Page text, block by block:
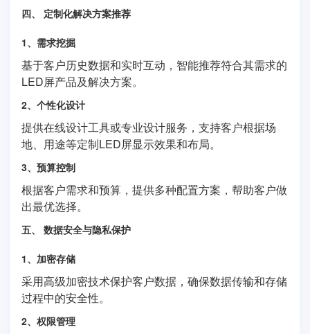
四、 定制化解决方案推荐
1、需求挖掘
基于客户历史数据和实时互动，智能推荐符合其需求的
LED屏产品及解决方案。
2、个性化设计
提供在线设计工具或专业设计服务，支持客户根据场
地、用途等定制LED屏显示效果和布局。
3、预算控制
根据客户需求和预算，提供多种配置方案，帮助客户做
出最优选择。
五、 数据安全与隐私保护
1、加密存储
采用高级加密技术保护客户数据，确保数据传输和存储
过程中的安全性。
2、权限管理